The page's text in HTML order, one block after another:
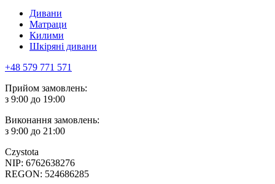
Дивани
Матраци
Килими
Шкіряні дивани
+48 579 771 571
Прийом замовлень:
з 9:00 до 19:00
Виконання замовлень:
з 9:00 до 21:00
Czystota
NIP: 6762638276
REGON: 524686285